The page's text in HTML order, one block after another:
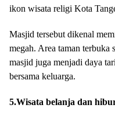
ikon wisata religi Kota
Masjid tersebut dikenal
megah. Area taman terbuka
masjid juga menjadi daya
bersama keluarga.
5.Wisata belanja dan